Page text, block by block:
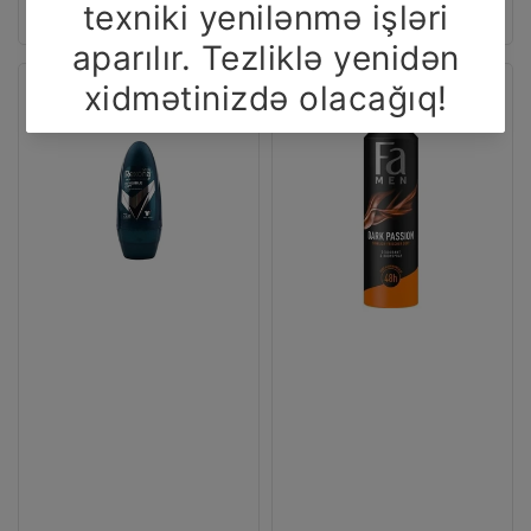
KİŞİ
ROLL
ON
50
ML
INVISIBL
FA
KİŞİ
DEO
150
ML
DARK
PASSİON
İndirim